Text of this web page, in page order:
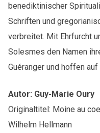
benediktinischer
Schriften und
verbreitet. Mit Ehrfurcht
Solesmes den Namen
Guéranger und hoffen
Autor: Guy-Marie Oury
Originaltitel: Moine au
Wilhelm Hellmann